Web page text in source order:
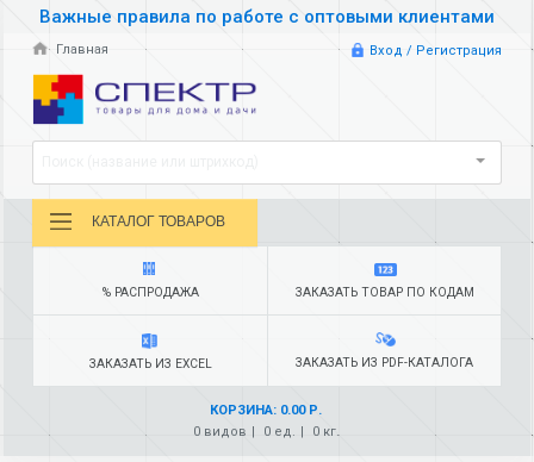
Важные правила по работе с оптовыми клиентами
Главная Вход / Регистрация
КАТАЛОГ ТОВАРОВ
% РАСПРОДАЖА ЗАКАЗАТЬ ТОВАР ПО КОДАМ
ЗАКАЗАТЬ ИЗ EXCEL ЗАКАЗАТЬ ИЗ PDF-КАТАЛОГА
КОРЗИНА: 0.00 Р.
0 видов
0 ед. 0 кг.